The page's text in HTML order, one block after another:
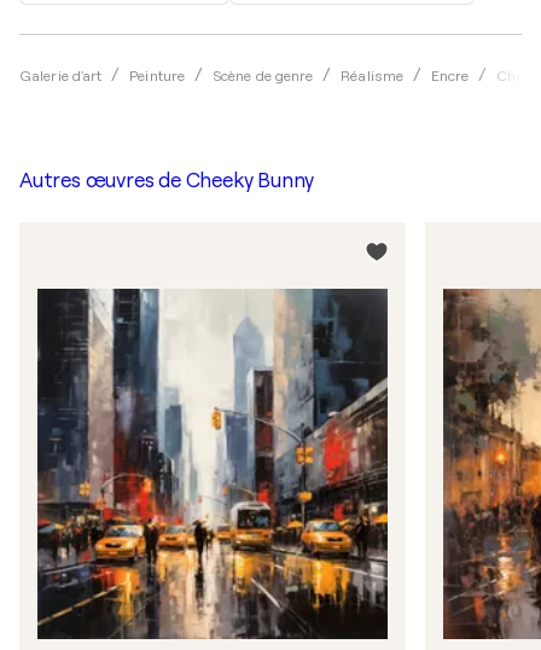
Galerie d'art Peinture Scène de genre Réalisme Encre
Autres œuvres de Cheeky Bunny